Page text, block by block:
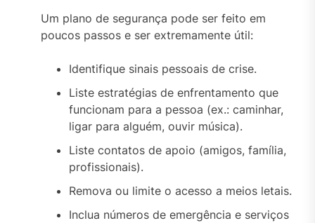
Um plano de segurança pode ser feito em
poucos passos e ser extremamente útil:
Identifique sinais pessoais de crise.
Liste estratégias de enfrentamento que
funcionam para a pessoa (ex.: caminhar,
ligar para alguém, ouvir música).
Liste contatos de apoio (amigos, família,
profissionais).
Remova ou limite o acesso a meios letais.
Inclua números de emergência e serviços